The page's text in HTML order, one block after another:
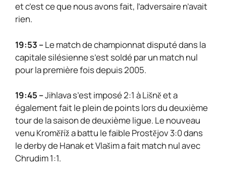
et c’est ce que nous avons fait, l’adversaire n’avait
rien.
19:53 –Le match de championnat disputé dans la
capitale silésienne s’est soldé par un match nul
pour la première fois depuis 2005.
19:45 –Jihlava s’est imposé 2:1 à Lišně et a
également fait le plein de points lors du deuxième
tour de la saison de deuxième ligue. Le nouveau
venu Kroměříž a battu le faible Prostějov 3:0 dans
le derby de Hanak et Vlašim a fait match nul avec
Chrudim 1:1.